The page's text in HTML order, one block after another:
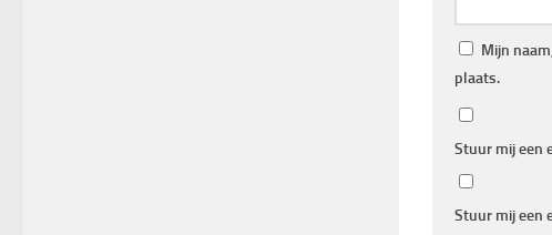
Mijn
plaats.
Stuur mij een
Stuur mij een